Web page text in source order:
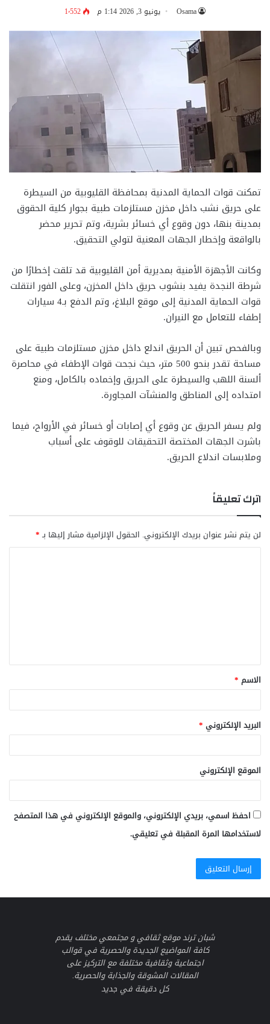
Osama يونيو 3, 2026 1:14 م 1٬552
تمكنت قوات الحماية المدنية بمحافظة القليوبية من السيطرة
على حريق نشب داخل مخزن مستلزمات طبية بجوار كلية الحقوق
بمدينة بنها، دون وقوع أي خسائر بشرية، وتم تحرير محضر
بالواقعة وإخطار الجهات المعنية لتولي التحقيق.
وكانت الأجهزة الأمنية بمديرية أمن القليوبية قد تلقت إخطارًا من
شرطة النجدة يفيد بنشوب حريق داخل المخزن، وعلى الفور انتقلت
قوات الحماية المدنية إلى موقع البلاغ، وتم الدفع بـ4 سيارات
إطفاء للتعامل مع النيران.
وبالفحص تبين أن الحريق اندلع داخل مخزن مستلزمات طبية على
مساحة تقدر بنحو 500 متر، حيث نجحت قوات الإطفاء في محاصرة
ألسنة اللهب والسيطرة على الحريق وإخماده بالكامل، ومنع
امتداده إلى المناطق والمنشآت المجاورة.
ولم يسفر الحريق عن وقوع أي إصابات أو خسائر في الأرواح، فيما
باشرت الجهات المختصة التحقيقات للوقوف على أسباب
وملابسات اندلاع الحريق.
اترك تعليقاً
لن يتم نشر عنوان بريدك الإلكتروني. الحقول الإلزامية مشار إليها بـ*
ق
*
الاسم *
البريد الإلكتروني *
الموقع الإلكتروني
احفظ اسمي، بريدي الإلكتروني، والموقع الإلكتروني في هذا المتصفح
لاستخدامها المرة المقبلة في تعليقي.
شبان ترند موقع ثقافي و مجتمعي مختلف يقدم
كافة المواضيع الجديدة والحصرية في قوالب
اجتماعية وثقافية مختلفة مع التركيز على
المقالات المشوقة والجذابة والحصرية.
كل دقيقة في جديد